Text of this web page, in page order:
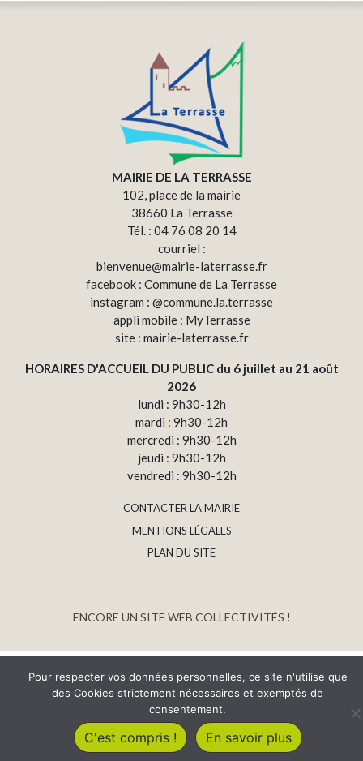
MAIRIE DE LA TERRASSE
102, place de la mairie
38660 La Terrasse
Tél. : 04 76 08 20 14
courriel :
bienvenue@mairie-laterrasse.fr
facebook : Commune de La Terrasse
instagram : @commune.la.terrasse
appli mobile : MyTerrasse
site : mairie-laterrasse.fr
HORAIRES D'ACCUEIL DU PUBLIC du 6 juillet au 21 août
2026
lundi : 9h30-12h
mardi : 9h30-12h
mercredi : 9h30-12h
jeudi : 9h30-12h
vendredi : 9h30-12h
CONTACTER LA MAIRIE
MENTIONS LÉGALES
PLAN DU SITE
ENCORE UN SITE WEB COLLECTIVITÉS !
Pour respecter vos données personnelles, ce site n'utilise que
des Cookies strictement nécessaires et exemptés de
consentement.
C'est compris ! En savoir plus